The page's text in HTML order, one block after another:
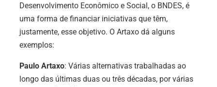
Desenvolvimento Econômico e Social, o BNDES, é
uma forma de financiar iniciativas que têm,
justamente, esse objetivo. O Artaxo dá alguns
exemplos:
Paulo Artaxo: Várias alternativas trabalhadas ao
longo das últimas duas ou três décadas, por várias